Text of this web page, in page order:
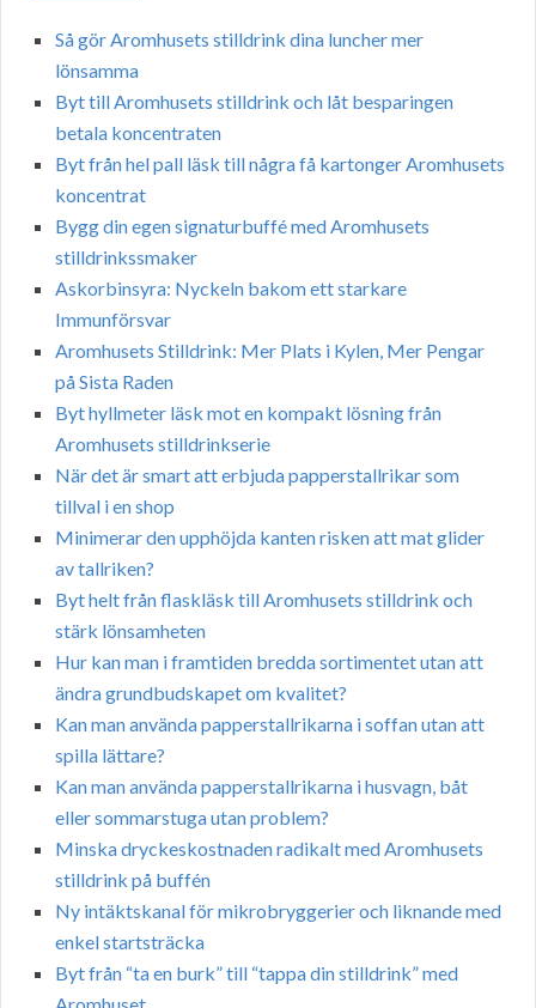
Så gör Aromhusets stilldrink dina luncher mer
lönsamma
Byt till Aromhusets stilldrink och låt besparingen
betala koncentraten
Byt från hel pall läsk till några få kartonger Aromhusets
koncentrat
Bygg din egen signaturbuffé med Aromhusets
stilldrinkssmaker
Askorbinsyra: Nyckeln bakom ett starkare
Immunförsvar
Aromhusets Stilldrink: Mer Plats i Kylen, Mer Pengar
på Sista Raden
Byt hyllmeter läsk mot en kompakt lösning från
Aromhusets stilldrinkserie
När det är smart att erbjuda papperstallrikar som
tillval i en shop
Minimerar den upphöjda kanten risken att mat glider
av tallriken?
Byt helt från flaskläsk till Aromhusets stilldrink och
stärk lönsamheten
Hur kan man i framtiden bredda sortimentet utan att
ändra grundbudskapet om kvalitet?
Kan man använda papperstallrikarna i soffan utan att
spilla lättare?
Kan man använda papperstallrikarna i husvagn, båt
eller sommarstuga utan problem?
Minska dryckeskostnaden radikalt med Aromhusets
stilldrink på buffén
Ny intäktskanal för mikrobryggerier och liknande med
enkel startsträcka
Byt från “ta en burk” till “tappa din stilldrink” med